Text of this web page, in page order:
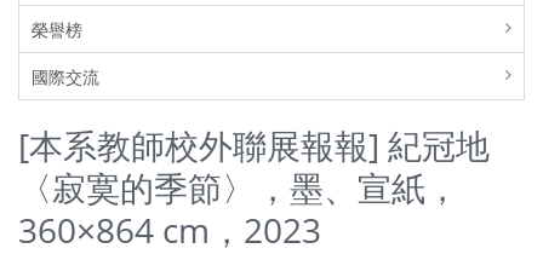
榮譽榜
國際交流
[本系教師校外聯展報報] 紀冠地
〈寂寞的季節〉，墨、宣紙，
360×864 cm，2023